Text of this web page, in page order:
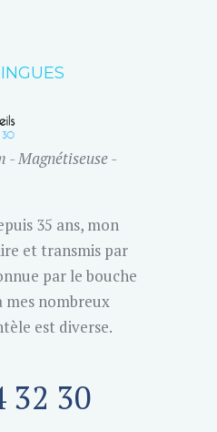
- Magnétiseuse -
35 ans, mon
et transmis par
par le bouche
mes nombreux
est diverse.
32 30